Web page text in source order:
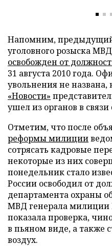
Напомним, предыдущий
уголовного розыска
освобожден от
31 августа 2010 года.
увольнения не названа,
«Новости»
ушел из органов в
Отметим, что после
реформы милиции
сотрясать кадровые
некоторые из них
понедельник стало
России освободил от
департамента охраны
МВД генерала милиции
показала проверка,
в пьяном виде, а также
воздух.